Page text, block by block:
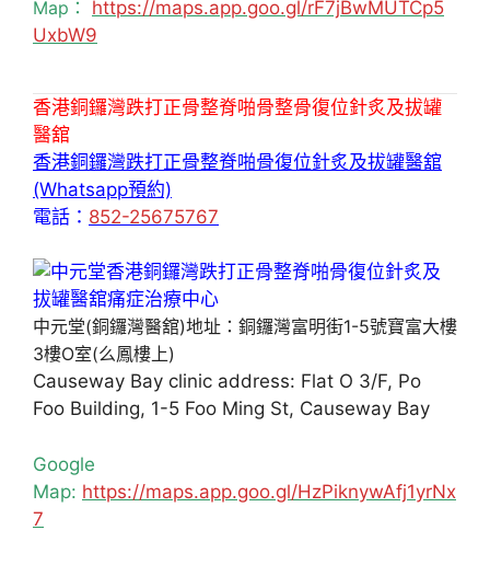
Map： https://maps.app.goo.gl/rF7jBwMUTCp5
UxbW9
香港銅鑼灣跌打正骨整脊啪骨整骨復位針炙及拔罐
醫舘
香港銅鑼灣跌打正骨整脊啪骨復位針炙及拔罐醫舘
(Whatsapp預約)
電話： 852-25675767
中元堂(銅鑼灣醫舘)地址：銅鑼灣富明街1-5號寶富大樓
3樓O室(么鳳樓上)
Causeway Bay clinic address: Flat O 3/F, Po
Foo Building, 1-5 Foo Ming St, Causeway Bay
Google
Map: https://maps.app.goo.gl/HzPiknywAfj1yrNx
7